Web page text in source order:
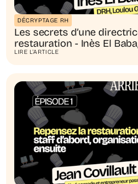
DÉCRYPTAGE RH
Les secrets d’une
restauration - Inès El
LIRE L'ARTICLE